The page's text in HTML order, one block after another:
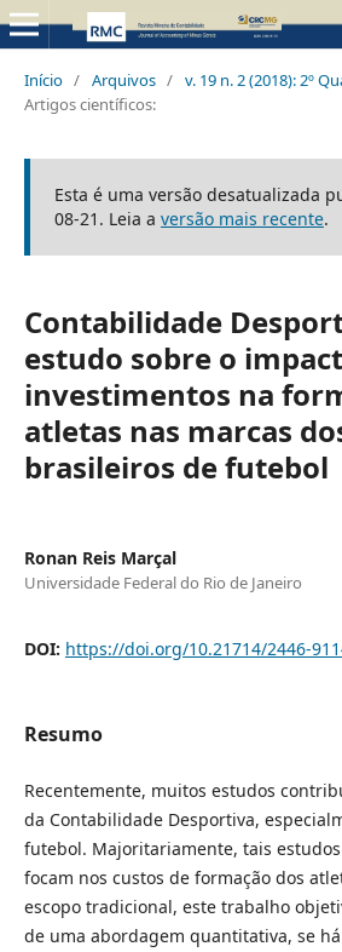
Início / Arquivos / v. 19 n. 2 (2018): 2º
Artigos científicos:
Esta é uma versão desatualizada
08-21. Leia a versão mais recente.
Contabilidade
estudo sobre o
investimentos na
atletas nas marcas
brasileiros de futebol
Ronan Reis Marçal
Universidade Federal do Rio de Janeiro
DOI: https://doi.org/10.21714/2446-
Resumo
Recentemente, muitos estudos
da Contabilidade Desportiva,
futebol. Majoritariamente, tais
focam nos custos de formação dos
escopo tradicional, este trabalho
de uma abordagem quantitativa, se